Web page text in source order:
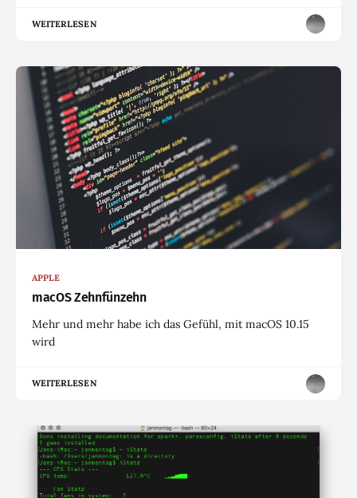
WEITERLESEN
APPLE
macOS Zehnfünzehn
Mehr und mehr habe ich das Gefühl, mit macOS 10.15
wird
WEITERLESEN